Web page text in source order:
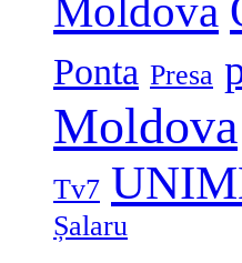
Moldova
Ponta Presa
Moldova
Tv7
Șalaru